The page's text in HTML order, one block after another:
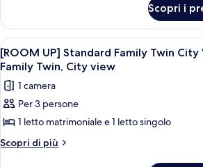
City
View
to
Premier
Double
City
View
UP]
Standard
Double
City
to
Premier
City
View
Scopri i
Apri
tutte
le
foto
per
[ROOM
UP]
Una
8
[ROOM UP] Standard Family Twin
Family Twin, City view
1 camera
Per 3 persone
1 letto matrimoniale e 1 letto singolo
Scopri di più
Altri